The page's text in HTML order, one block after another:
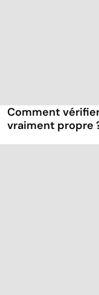
Comment
vraiment propre